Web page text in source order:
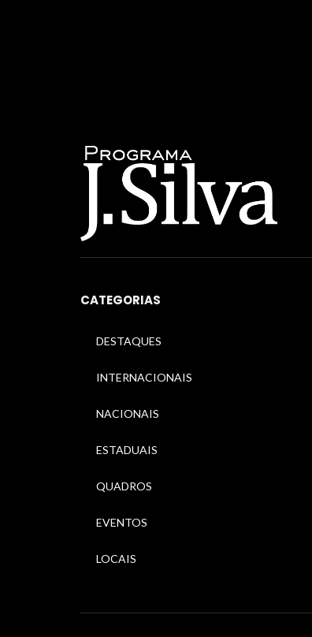
CATEGORIAS
DESTAQUES
INTERNACIONAIS
NACIONAIS
ESTADUAIS
QUADROS
EVENTOS
LOCAIS